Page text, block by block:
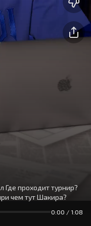
чем тут Шакира?
0:00 / 1:08